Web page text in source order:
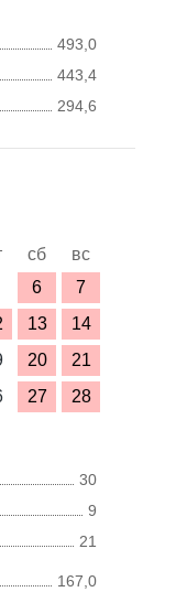
493,0
443,4
294,6
сб
вс
6
7
13
14
20
21
27
28
30
9
21
167,0